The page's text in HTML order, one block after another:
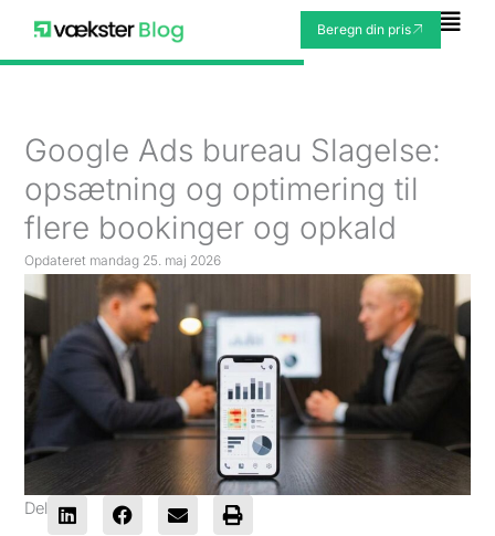
indholdet
Beregn din pris
Google Ads bureau Slagelse:
opsætning og optimering til
flere bookinger og opkald
Opdateret mandag 25. maj 2026
Del